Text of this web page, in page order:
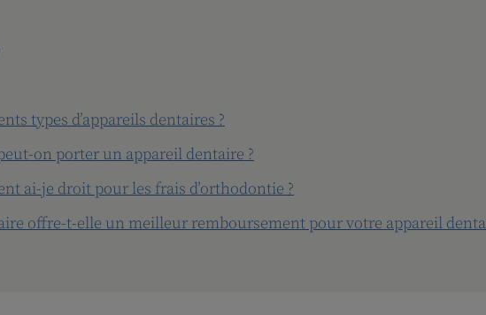
types d’appareils dentaires ?
on porter un appareil dentaire ?
ai-je droit pour les frais d’orthodontie ?
offre-t-elle un meilleur remboursement pour votre appareil